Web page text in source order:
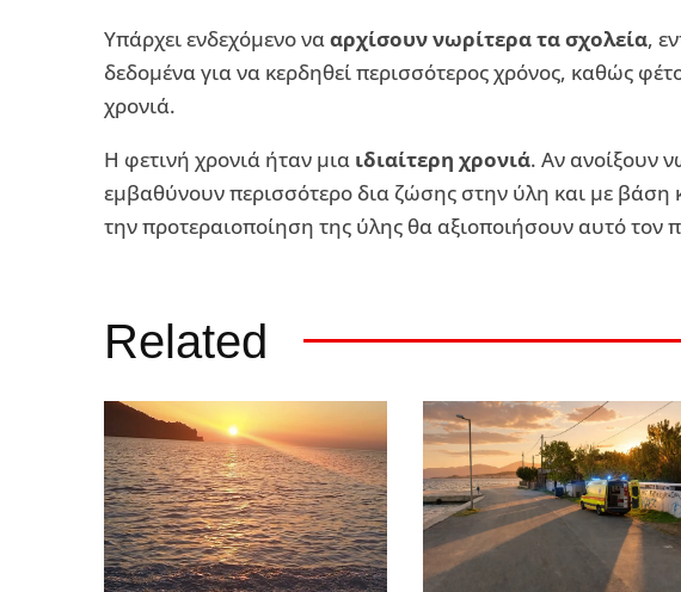
Υπάρχει ενδεχόμενο νααρχίσουν νωρίτερα τα σχολεία,
δεδομένα για να κερδηθεί περισσότερος χρόνος, καθώς
χρονιά.
Η φετινή χρονιά ήταν μια ιδιαίτερη χρονιά. Αν ανοίξουν
εμβαθύνουν περισσότερο δια ζώσης στην ύλη και με βάση
την προτεραιοποίηση της ύλης θα αξιοποιήσουν αυτό τον
Related